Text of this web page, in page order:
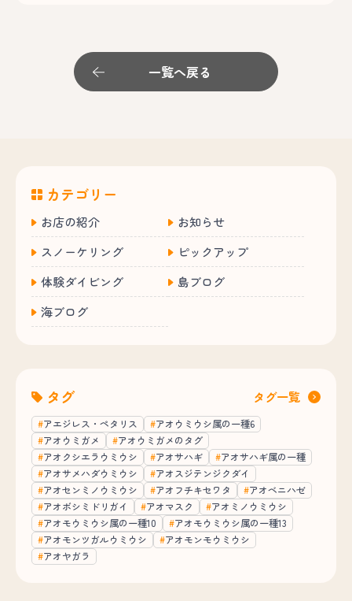
一覧へ戻る
カテゴリー
お店の紹介
お知らせ
スノーケリング
ピックアップ
体験ダイビング
島ブログ
海ブログ
タグ タグ一覧
アエジレス・ペタリス
アオウミウシ属の一種6
アオウミガメ
アオウミガメのタグ
アオクシエラウミウシ
アオサハギ
アオサハギ属の一種
アオサメハダウミウシ
アオスジテンジクダイ
アオセンミノウミウシ
アオフチキセワタ
アオベニハゼ
アオボシミドリガイ
アオマスク
アオミノウミウシ
アオモウミウシ属の一種10
アオモウミウシ属の一種13
アオモンツガルウミウシ
アオモンモウミウシ
アオヤガラ